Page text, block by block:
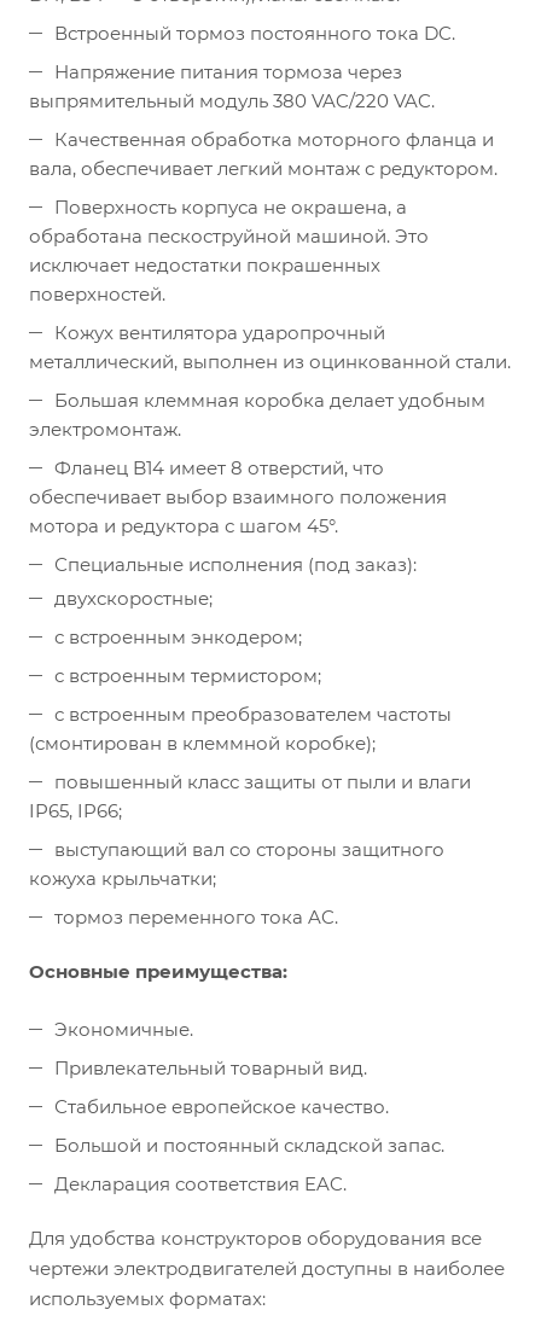
Встроенный тормоз постоянного тока DC.
Напряжение питания тормоза через
выпрямительный модуль 380 VAC/220 VAC.
Качественная обработка моторного фланца и
вала, обеспечивает легкий монтаж с редуктором.
Поверхность корпуса не окрашена, а
обработана пескоструйной машиной. Это
исключает недостатки покрашенных
поверхностей.
Кожух вентилятора ударопрочный
металлический, выполнен из оцинкованной стали.
Большая клеммная коробка делает удобным
электромонтаж.
Фланец B14 имеет 8 отверстий, что
обеспечивает выбор взаимного положения
мотора и редуктора с шагом 45°.
Специальные исполнения (под заказ):
двухскоростные;
с встроенным энкодером;
с встроенным термистором;
с встроенным преобразователем частоты
(смонтирован в клеммной коробке);
повышенный класс защиты от пыли и влаги
IP65, IP66;
выступающий вал со стороны защитного
кожуха крыльчатки;
тормоз переменного тока AC.
Основные преимущества:
Экономичные.
Привлекательный товарный вид.
Стабильное европейское качество.
Большой и постоянный складской запас.
Декларация соответствия EAC.
Для удобства конструкторов оборудования все
чертежи электродвигателей доступны в наиболее
используемых форматах: